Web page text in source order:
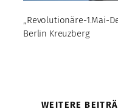
„Revolutionäre-1.Mai-
Berlin Kreuzberg
WEITERE